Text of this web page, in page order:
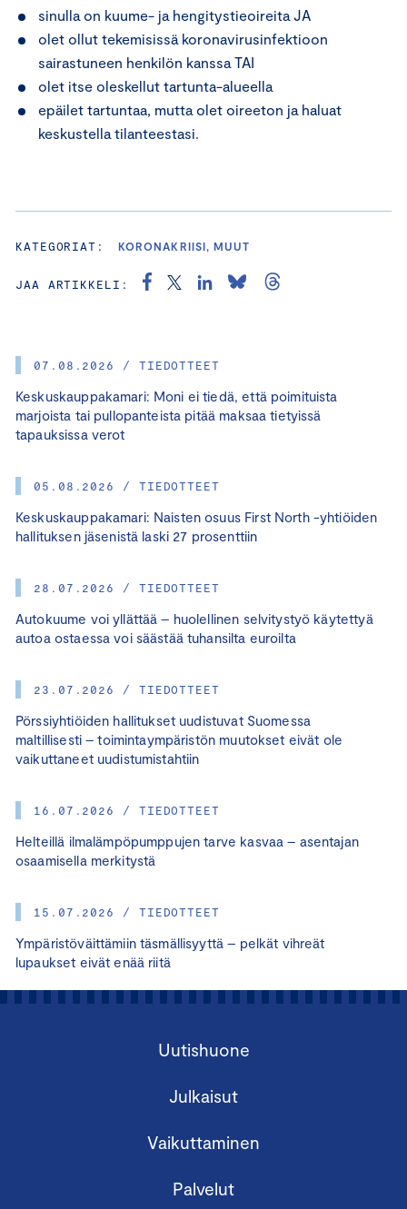
07.08.2026 / TIEDOTTEET
Keskuskauppakamari: Moni ei tiedä, että poimituista
marjoista tai pullopanteista pitää maksaa tietyissä
tapauksissa verot
05.08.2026 / TIEDOTTEET
Keskuskauppakamari: Naisten osuus First North -yhtiöiden
hallituksen jäsenistä laski 27 prosenttiin
28.07.2026 / TIEDOTTEET
Autokuume voi yllättää – huolellinen selvitystyö käytettyä
autoa ostaessa voi säästää tuhansilta euroilta
23.07.2026 / TIEDOTTEET
Pörssiyhtiöiden hallitukset uudistuvat Suomessa
maltillisesti – toimintaympäristön muutokset eivät ole
vaikuttaneet uudistumistahtiin
16.07.2026 / TIEDOTTEET
Helteillä ilmalämpöpumppujen tarve kasvaa – asentajan
osaamisella merkitystä
15.07.2026 / TIEDOTTEET
Ympäristöväittämiin täsmällisyyttä – pelkät vihreät
lupaukset eivät enää riitä
sinulla on kuume- ja hengitystieoireita JA
olet ollut tekemisissä koronavirusinfektioon
sairastuneen henkilön kanssa TAI
olet itse oleskellut tartunta-alueella
epäilet tartuntaa, mutta olet oireeton ja haluat
keskustella tilanteestasi.
KATEGORIAT: KORONAKRIISI, MUUT
JAA ARTIKKELI:
Uutishuone
Julkaisut
Vaikuttaminen
Palvelut